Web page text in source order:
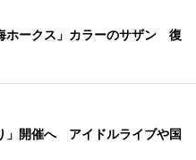
ホークス」カラーのサザン 復
」開催へ アイドルライブや国